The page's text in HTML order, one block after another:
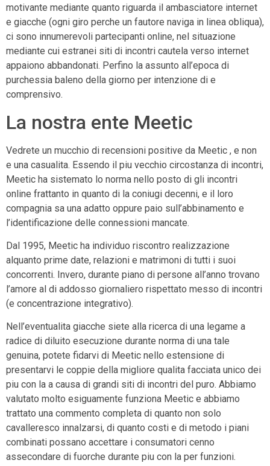
motivante mediante quanto riguarda il ambasciatore internet
e giacche (ogni giro perche un fautore naviga in linea obliqua),
ci sono innumerevoli partecipanti online, nel situazione
mediante cui estranei siti di incontri cautela verso internet
appaiono abbandonati. Perfino la assunto all’epoca di
purchessia baleno della giorno per intenzione di e
comprensivo.
La nostra ente Meetic
Vedrete un mucchio di recensioni positive da Meetic , e non
e una casualita. Essendo il piu vecchio circostanza di incontri,
Meetic ha sistemato lo norma nello posto di gli incontri
online frattanto in quanto di la coniugi decenni, e il loro
compagnia sa una adatto oppure paio sull’abbinamento e
l’identificazione delle connessioni mancate.
Dal 1995, Meetic ha individuo riscontro realizzazione
alquanto prime date, relazioni e matrimoni di tutti i suoi
concorrenti. Invero, durante piano di persone all’anno trovano
l’amore al di addosso giornaliero rispettato messo di incontri
(e concentrazione integrativo).
Nell’eventualita giacche siete alla ricerca di una legame a
radice di diluito esecuzione durante norma di una tale
genuina, potete fidarvi di Meetic nello estensione di
presentarvi le coppie della migliore qualita facciata unico dei
piu con la a causa di grandi siti di incontri del puro. Abbiamo
valutato molto esiguamente funziona Meetic e abbiamo
trattato una commento completa di quanto non solo
cavalleresco innalzarsi, di quanto costi e di metodo i piani
combinati possano accettare i consumatori cenno
assecondare di fuorche durante piu con la per funzioni.